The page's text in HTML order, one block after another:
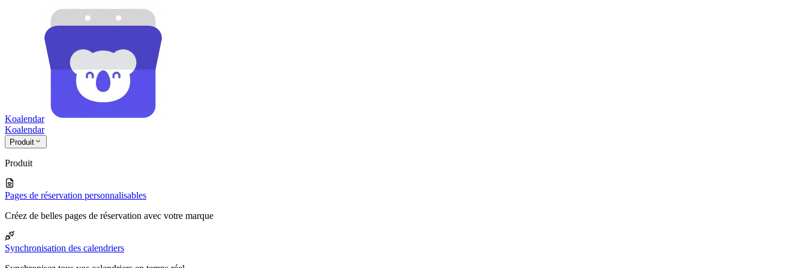
Koalendar
Koalendar
Produit
Produit
Pages de réservation personnalisables
Créez de belles pages de réservation avec votre marque
Synchronisation des calendriers